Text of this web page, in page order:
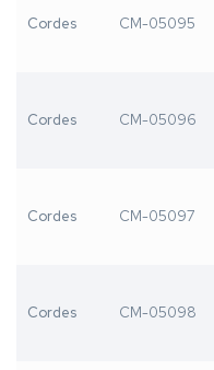
Cordes CM-05095
Cordes CM-05096
Cordes CM-05097
Cordes CM-05098